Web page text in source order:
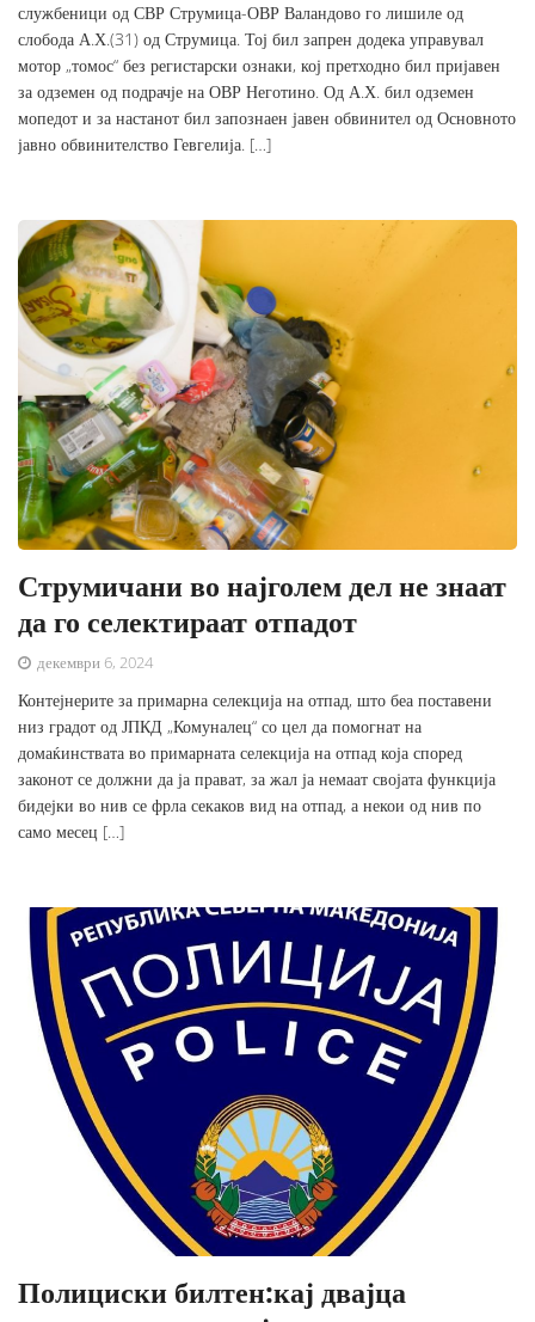
службеници од СВР Струмица-ОВР Валандово го лишиле од
слобода А.Х.(31) од Струмица. Тој бил запрен додека управувал
мотор „томос“ без регистарски ознаки, кој претходно бил пријавен
за одземен од подрачје на ОВР Неготино. Од А.Х. бил одземен
мопедот и за настанот бил запознаен јавен обвинител од Основното
јавно обвинителство Гевгелија. […]
Струмичани во најголем дел не знаат
да го селектираат отпадот
декември 6, 2024
Контејнерите за примарна селекција на отпад, што беа поставени
низ градот од ЈПКД „Комуналец“ со цел да помогнат на
домаќинствата во примарната селекција на отпад која според
законот се должни да ја прават, за жал ја немаат својата функција
бидејки во нив се фрла секаков вид на отпад, а некои од нив по
само месец […]
Полициски билтен:кај двајца